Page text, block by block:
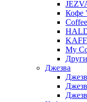
Кофе
My
Джезва